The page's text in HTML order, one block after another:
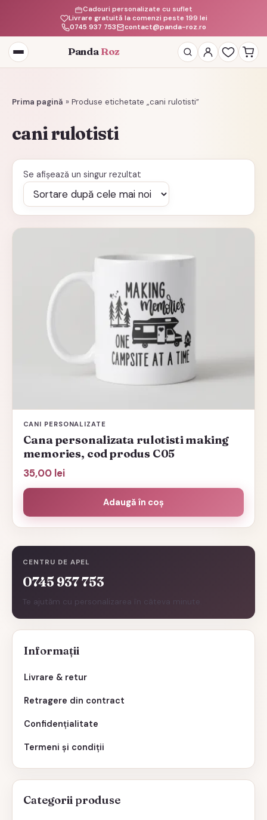
Livrare gratuită la comenzi peste 199 lei
Cadouri personalizate cu suflet
0745 937 753
contact@panda-roz.ro
Deschide
meniul
Panda Roz
Prima pagină » Produse etichetate „cani rulotisti”
CENTRU DE APEL
0745 937 753
Te ajutăm cu personalizarea în câteva minute.
Informații
Livrare & retur
Retragere din contract
Confidențialitate
Termeni și condiții
Categorii produse
cani rulotisti
Se afișează un singur rezultat
CANI PERSONALIZATE
Cana personalizata rulotisti making
memories, cod produs C05
35,00 lei
Adaugă în coș